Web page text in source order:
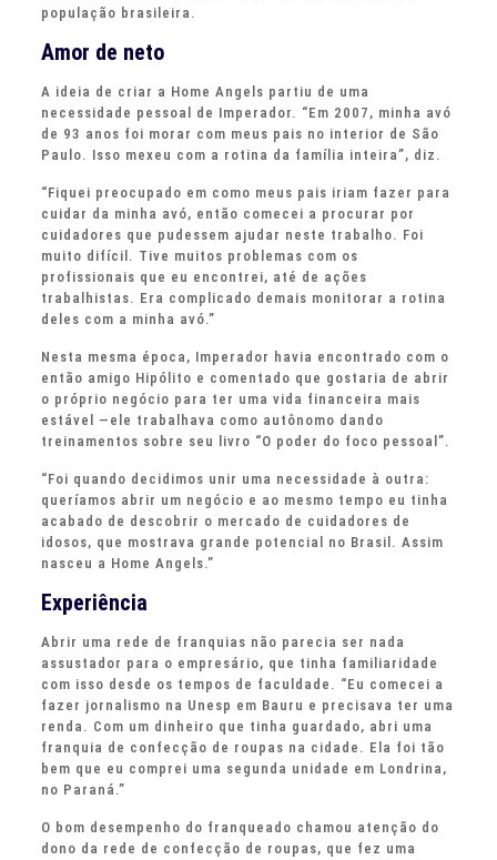
população brasileira.
Amor de neto
A ideia de criar a Home Angels partiu de uma
necessidade pessoal de Imperador. “Em 2007, minha avó
de 93 anos foi morar com meus pais no interior de São
Paulo. Isso mexeu com a rotina da família inteira”, diz.
“Fiquei preocupado em como meus pais iriam fazer para
cuidar da minha avó, então comecei a procurar por
cuidadores que pudessem ajudar neste trabalho. Foi
muito difícil. Tive muitos problemas com os
profissionais que eu encontrei, até de ações
trabalhistas. Era complicado demais monitorar a rotina
deles com a minha avó.”
Nesta mesma época, Imperador havia encontrado com o
então amigo Hipólito e comentado que gostaria de abrir
o próprio negócio para ter uma vida financeira mais
estável —ele trabalhava como autônomo dando
treinamentos sobre seu livro “O poder do foco pessoal”.
“Foi quando decidimos unir uma necessidade à outra:
queríamos abrir um negócio e ao mesmo tempo eu tinha
acabado de descobrir o mercado de cuidadores de
idosos, que mostrava grande potencial no Brasil. Assim
nasceu a Home Angels.”
Experiência
Abrir uma rede de franquias não parecia ser nada
assustador para o empresário, que tinha familiaridade
com isso desde os tempos de faculdade. “Eu comecei a
fazer jornalismo na Unesp em Bauru e precisava ter uma
renda. Com um dinheiro que tinha guardado, abri uma
franquia de confecção de roupas na cidade. Ela foi tão
bem que eu comprei uma segunda unidade em Londrina,
no Paraná.”
O bom desempenho do franqueado chamou atenção do
dono da rede de confecção de roupas, que fez uma